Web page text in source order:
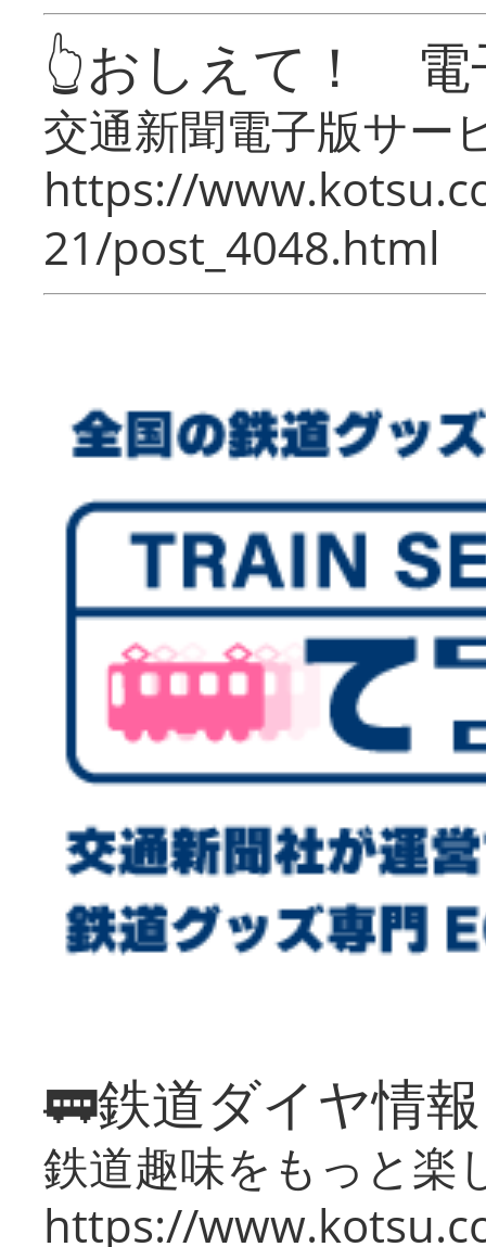
👆おしえて！ 電
交通新聞電子版サー
https://
21/post_4048.html
🚃鉄道ダイヤ情
鉄道趣味をもっと楽
https://